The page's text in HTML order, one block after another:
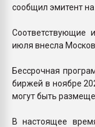
сообщил эмитент
Соответствующие
июля внесла
Бессрочная
биржей в ноябре
могут быть
В настоящее